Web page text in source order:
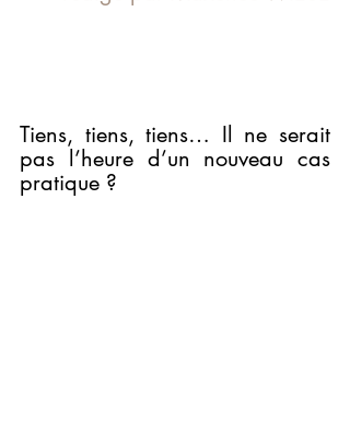
Tiens, tiens, tiens… Il ne serait
pas l’heure d’un nouveau cas
pratique ?